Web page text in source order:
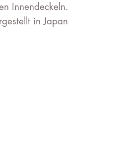
Innendeckeln.
in Japan